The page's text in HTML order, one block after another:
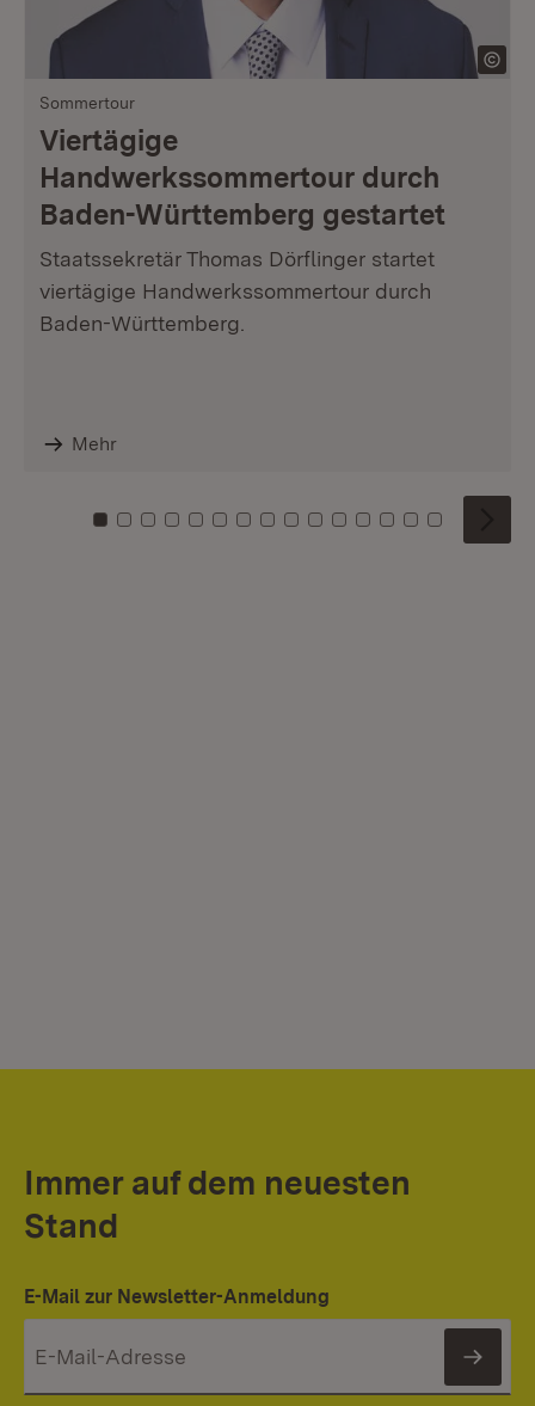
Sommertour
Viertägige
Handwerkssommertour durch
Baden-Württemberg gestartet
Staatssekretär Thomas Dörflinger startet
viertägige Handwerkssommertour durch
Baden-Württemberg.
Mehr
Zu Kachel: 0
Zu Kachel: 1
Zu Kachel: 2
Zu Kachel: 3
Zu Kachel: 4
Zu Kachel: 5
Zu Kachel: 6
Zu Kachel: 7
Zu Kachel: 8
Zu Kachel: 9
Zu Kachel: 10
Zu Kachel: 11
Zu Kachel: 12
Zu Kachel:
Zu
Immer auf dem neuesten
Stand
E-Mail zur Newsletter-Anmeldung